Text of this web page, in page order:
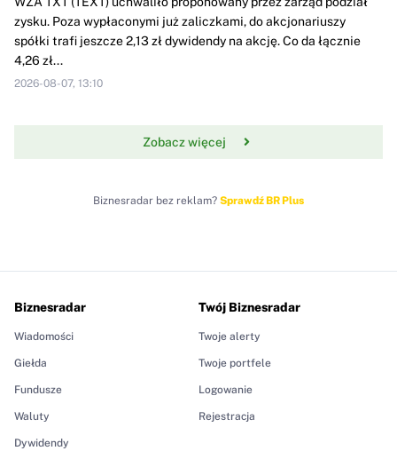
zysku. Poza wypłaconymi już zaliczkami, do akcjonariuszy
spółki trafi jeszcze 2,13 zł dywidendy na akcję. Co da łącznie
4,26 zł...
2026-08-07, 13:10
Zobacz więcej
Biznesradar bez reklam? Sprawdź BR Plus
Biznesradar
Wiadomości
Giełda
Fundusze
Waluty
Dywidendy
Twój Biznesradar
Twoje alerty
Twoje portfele
Logowanie
Rejestracja